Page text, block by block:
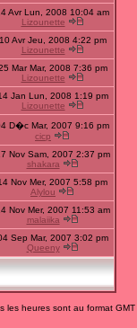
Avr Lun, 2008 10:04 am
Lizounette
10 Avr Jeu, 2008 4:22 pm
Lizounette
Mar Mar, 2008 7:36 pm
Lizounette
Jan Lun, 2008 1:19 pm
Lizounette
D�c Mar, 2007 9:16 pm
cicp
Nov Sam, 2007 2:37 pm
shakara
Nov Mer, 2007 5:58 pm
Alylou
Nov Mer, 2007 11:53 am
malaiika
Sep Mar, 2007 3:02 pm
Queeny
les heures sont au format GMT